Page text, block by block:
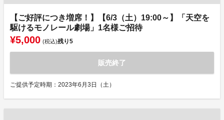
【ご好評につき増席！】【6/3（土）19:00～】「天空を
駆けるモノレール劇場」1名様ご招待
¥5,000 (税込)残り5
販売終了
ご提供予定時期：2023年6月3日（土）